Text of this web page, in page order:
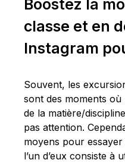
Boostez la
classe et en
Instagram
Souvent, les
sont des moments
de la matière/
pas attention.
moyens pour
l’un d’eux consiste à